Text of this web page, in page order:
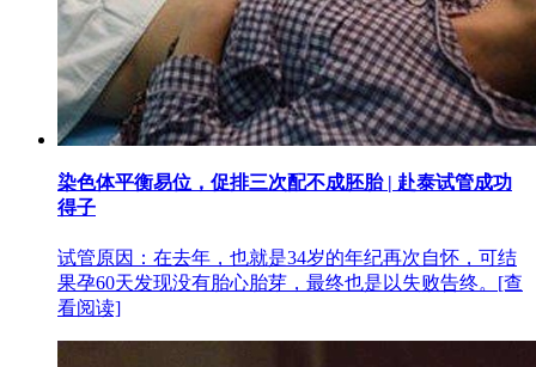
染色体平衡易位，促排三次配不成胚胎 | 赴泰试管成功
得子
试管原因：在去年，也就是34岁的年纪再次自怀，可结
果孕60天发现没有胎心胎芽，最终也是以失败告终。 [查
看阅读]